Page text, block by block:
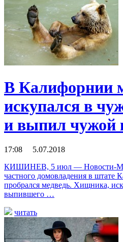
В Калифорнии
искупался в
и выпил чужой
17:08 5.07.2018
КИШИНЕВ, 5 июл — Новости-
частного домовладения в
пробрался медведь. Хищника,
выпившего …
читать